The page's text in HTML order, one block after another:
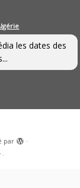
les dates des
par
·
·